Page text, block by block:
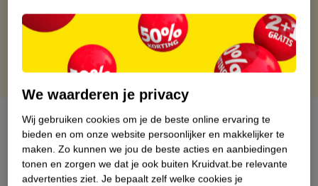
Gratis punten met je Kruidvat kaart
Over dit product
Productinformatie
We waarderen je privacy
Wij gebruiken cookies om je de beste online ervaring te
bieden en om onze website persoonlijker en makkelijker te
maken. Zo kunnen we jou de beste acties en aanbiedingen
tonen en zorgen we dat je ook buiten Kruidvat.be relevante
advertenties ziet. Je bepaalt zelf welke cookies je